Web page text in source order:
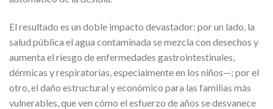
El resultado es un doble impacto devastador: por un lado, la
salud pública el agua contaminada se mezcla con desechos y
aumenta el riesgo de enfermedades gastrointestinales,
dérmicas y respiratorias, especialmente en los niños—; por el
otro, el daño estructural y económico para las familias más
vulnerables, que ven cómo el esfuerzo de años se desvanece